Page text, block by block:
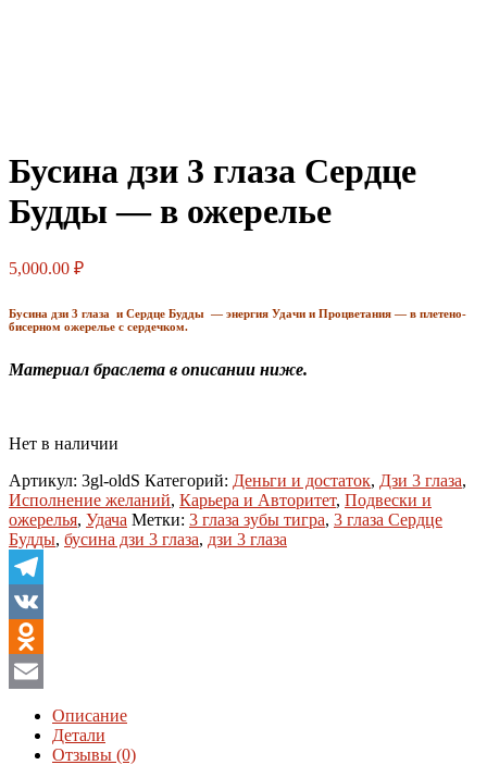
Бусина дзи 3 глаза Сердце
Будды — в ожерелье
5,000.00 ₽
Бусина дзи 3 глаза и Сердце Будды — энергия Удачи и Процветания — в плетено-
бисерном ожерелье с сердечком.
Материал браслета в описании ниже.
Нет в наличии
Артикул: 3gl-oldS Категорий: Деньги и достаток, Дзи 3 глаза,
Исполнение желаний, Карьера и Авторитет, Подвески и
ожерелья, Удача Метки: 3 глаза зубы тигра, 3 глаза Сердце
Будды, бусина дзи 3 глаза, дзи 3 глаза
Telegram
VK
Odnoklassniki
Описание
Детали
Отзывы (0)